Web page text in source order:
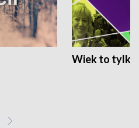
Wiek to tylko